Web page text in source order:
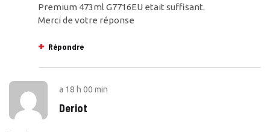
Premium 473ml G7716EU etait suffisant.
Merci de votre réponse
Répondre
a 18 h 00 min
Deriot